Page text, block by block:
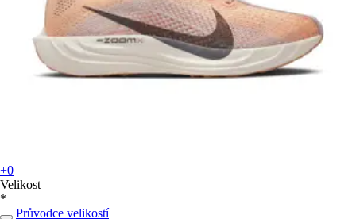
+0
Velikost
*
Průvodce velikostí